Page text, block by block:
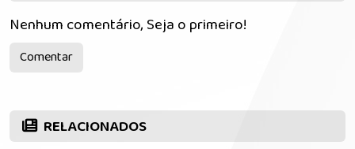
Nenhum comentário, Seja o primeiro!
Comentar
RELACIONADOS